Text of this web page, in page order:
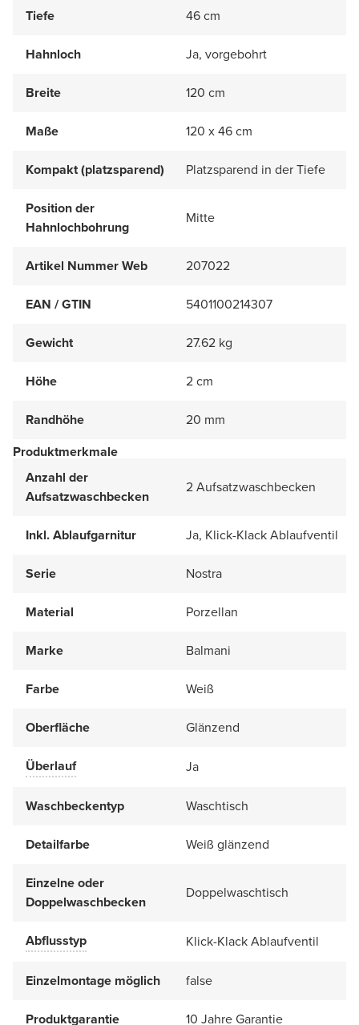
Tiefe
46 cm
Hahnloch Ja, vorgebohrt
Breite 120 cm
Maße 120 x 46 cm
Kompakt (platzsparend) Platzsparend in der Tiefe
Position der
Hahnlochbohrung
Mitte
Artikel Nummer Web 207022
EAN / GTIN 5401100214307
Gewicht 27.62 kg
Höhe 2 cm
Randhöhe
20 mm
Produktmerkmale
Anzahl der
Aufsatzwaschbecken
2 Aufsatzwaschbecken
Inkl. Ablaufgarnitur Ja, Klick-Klack Ablaufventil
Serie Nostra
Material Porzellan
Marke Balmani
Farbe Weiß
Oberfläche Glänzend
Überlauf Ja
Waschbeckentyp Waschtisch
Detailfarbe Weiß glänzend
Einzelne oder
Doppelwaschbecken
Doppelwaschtisch
Abflusstyp Klick-Klack Ablaufventil
Einzelmontage möglich false
Produktgarantie 10 Jahre Garantie